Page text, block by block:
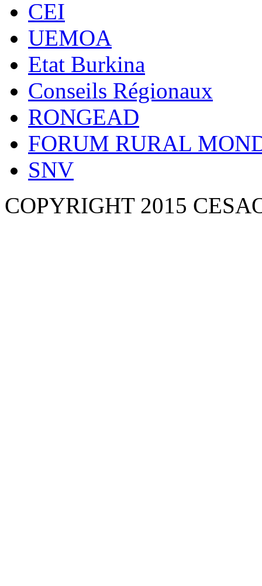
CEI
UEMOA
Etat Burkina
Conseils Régionaux
RONGEAD
FORUM RURAL
SNV
COPYRIGHT 2015